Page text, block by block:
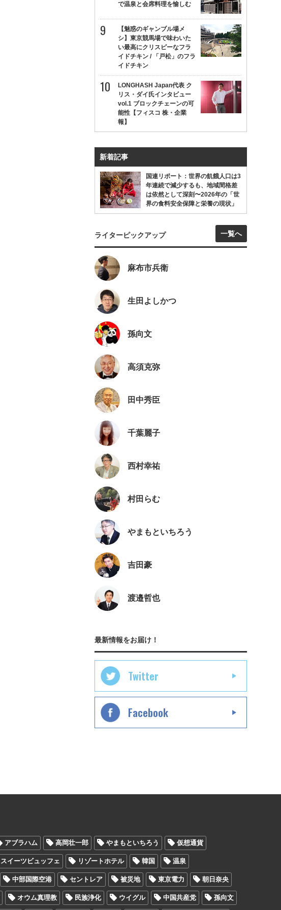
で温泉と会席料理を愉しむ
【魅惑のギャンブル場メ
シ】東京競馬場で味わいた
い最高にクリスピーなフラ
イドチキン / 「戸松」のフラ
イドチキン
LONGHASH Japan代表 ク
リス・ダイ氏インタビュー
vol.1 ブロックチェーンの可
能性【フィスコ 株・企業
報】
新着記事
国連リポート：世界の飢餓人口は3
年連続で減少するも、地域間格差
は依然として深刻〜2026年の「世
界の食料安全保障と栄養の現状」
ライターピックアップ 一覧へ
麻布市兵衛
生田よしかつ
孫向文
高須克弥
田中秀臣
千葉麗子
西村幸祐
村田らむ
やまもといちろう
吉田豪
渡邉哲也
最新情報をお届け！
Twitter
Facebook
アブラハム 高岡壮一郎 やまもといちろう 仮想通貨
スイーツビュッフェ リゾートホテル 韓国 温泉
中部国際空港 セントレア 被災地 東京電力 朝日奈央
オウム真理教 民族浄化 ウイグル 中国共産党 孫向文